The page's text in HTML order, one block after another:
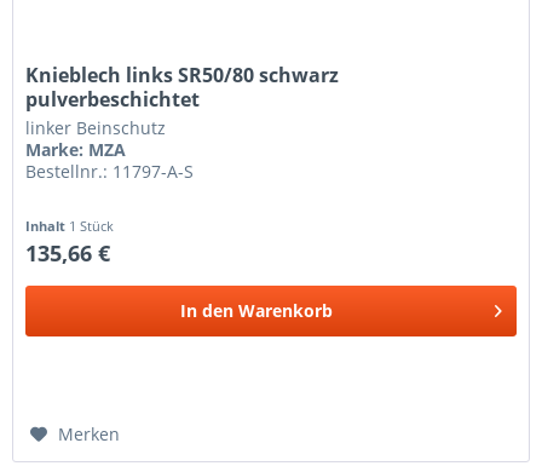
Knieblech links SR50/80 schwarz
pulverbeschichtet
linker Beinschutz
Marke: MZA
Bestellnr.: 11797-A-S
Inhalt 1 Stück
135,66 €
In den Warenkorb
Merken